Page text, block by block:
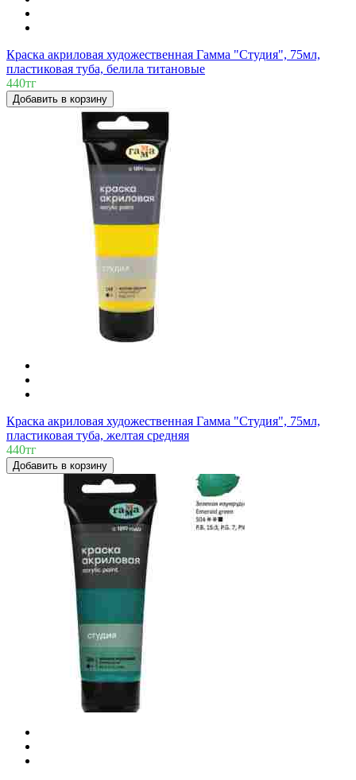
Краска акриловая художественная Гамма "Студия", 75мл,
пластиковая туба, белила титановые
440тг
Добавить в корзину
Краска акриловая художественная Гамма "Студия", 75мл,
пластиковая туба, желтая средняя
440тг
Добавить в корзину